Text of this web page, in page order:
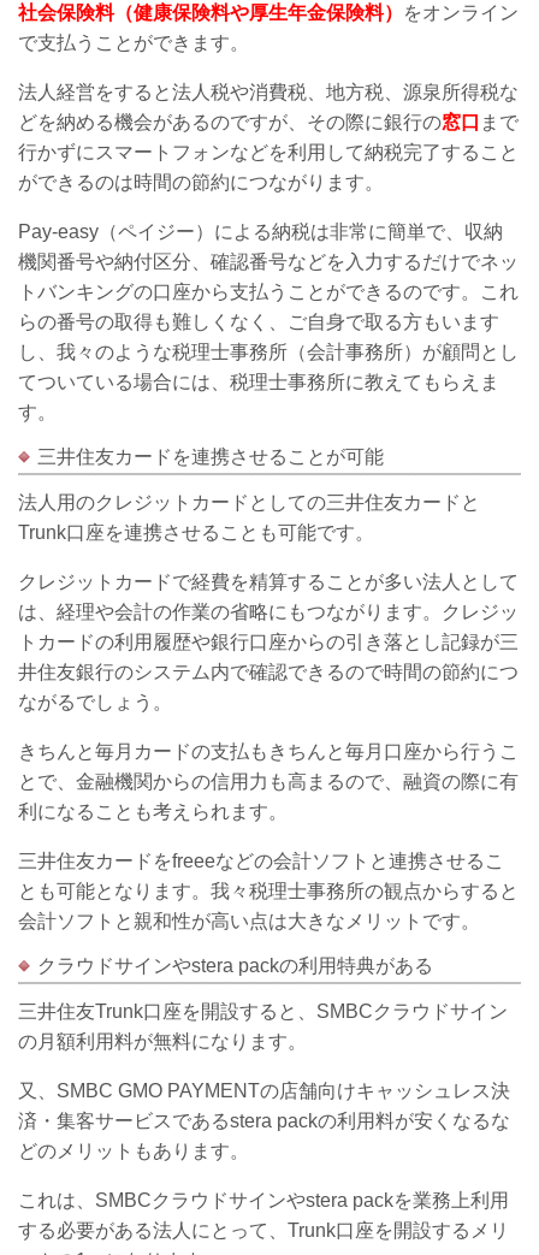
社会保険料（健康保険料や厚生年金保険料）
をオンライン
で支払うことができます。
法人経営をすると法人税や消費税、地方税、源泉所得税な
どを納める機会があるのですが、その際に銀行の窓口 まで
行かずにスマートフォンなどを利用して納税完了すること
ができるのは時間の節約につながります。
Pay-easy （ペイジー）による納税は非常に簡単で、収納
機関番号や納付区分、確認番号などを入力するだけでネッ
トバンキングの口座から支払うことができるのです。これ
らの番号の取得も難しくなく、ご自身で取る方もいます
し、我々のような税理士事務所（会計事務所）が顧問とし
てついている場合には、税理士事務所に教えてもらえま
す。
三井住友カードを連携させることが可能
法人用のクレジットカードとしての三井住友カードと
Trunk口座を連携させることも可能です。
クレジットカードで経費を精算することが多い法人として
は、経理や会計の作業の省略にもつながります。クレジッ
トカードの利用履歴や銀行口座からの引き落とし記録が三
井住友銀行のシステム内で確認できるので時間の節約につ
ながるでしょう。
きちんと毎月カードの支払もきちんと毎月口座から行うこ
とで、金融機関からの信用力も高まるので、融資の際に有
利になることも考えられます。
三井住友カードをfreeeなどの会計ソフトと連携させるこ
とも可能となります。我々税理士事務所の観点からすると
会計ソフトと親和性が高い点は大きなメリットです。
クラウドサインやstera packの利用特典がある
三井住友Trunk口座を開設すると、SMBCクラウドサイン
の月額利用料が無料になります。
又、SMBC GMO PAYMENTの店舗向けキャッシュレス決
済・集客サービスであるstera packの利用料が安くなるな
どのメリットもあります。
これは、SMBCクラウドサインやstera packを業務上利用
する必要がある法人にとって、Trunk口座を開設するメリ